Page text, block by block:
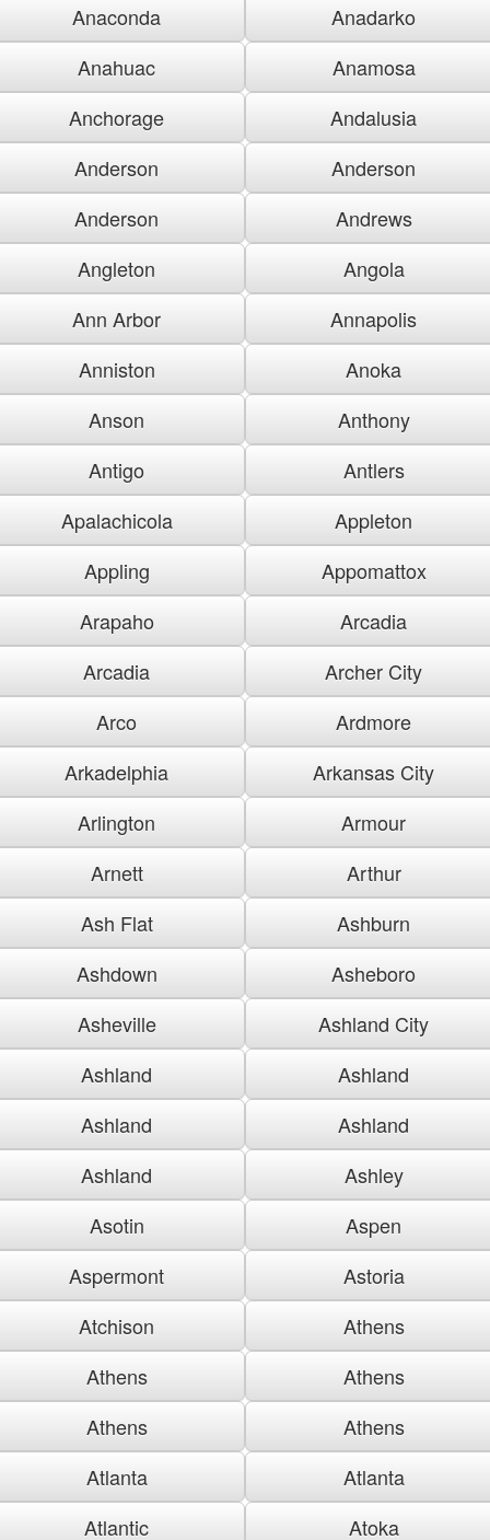
Anaconda
Anadarko
Anahuac
Anamosa
Anchorage
Andalusia
Anderson
Anderson
Anderson
Andrews
Angleton
Angola
Ann Arbor
Annapolis
Anniston
Anoka
Anson
Anthony
Antigo
Antlers
Apalachicola
Appleton
Appling
Appomattox
Arapaho
Arcadia
Arcadia
Archer City
Arco
Ardmore
Arkadelphia
Arkansas City
Arlington
Armour
Arnett
Arthur
Ash Flat
Ashburn
Ashdown
Asheboro
Asheville
Ashland City
Ashland
Ashland
Ashland
Ashland
Ashland
Ashley
Asotin
Aspen
Aspermont
Astoria
Atchison
Athens
Athens
Athens
Athens
Athens
Atlanta
Atlanta
Atlantic
Atoka